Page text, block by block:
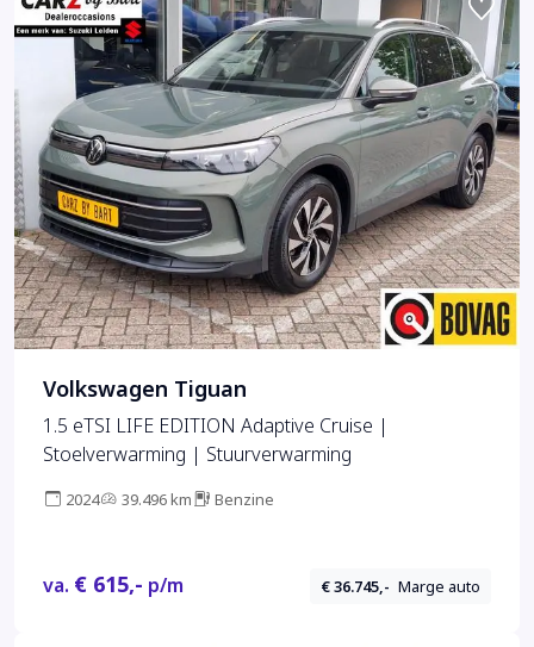
Volkswagen Tiguan
1.5 eTSI LIFE EDITION Adaptive Cruise |
Stoelverwarming | Stuurverwarming
2024 39.496 km Benzine
va. € 615,- p/m € 36.745,- Marge auto